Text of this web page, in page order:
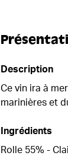
Description
Ce vin ira à
marinières et
Ingrédients
Rolle 55% -